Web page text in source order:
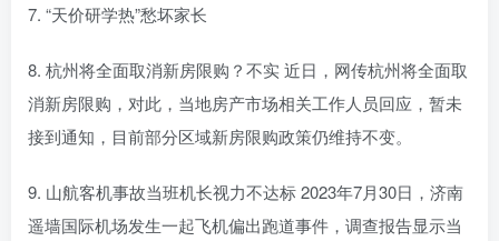
7. “天价研学热”愁坏家长
8. 杭州将全面取消新房限购？不实 近日，网传杭州将全面取
消新房限购，对此，当地房产市场相关工作人员回应，暂未
接到通知，目前部分区域新房限购政策仍维持不变。
9. 山航客机事故当班机长视力不达标 2023年7月30日，济南
遥墙国际机场发生一起飞机偏出跑道事件，调查报告显示当